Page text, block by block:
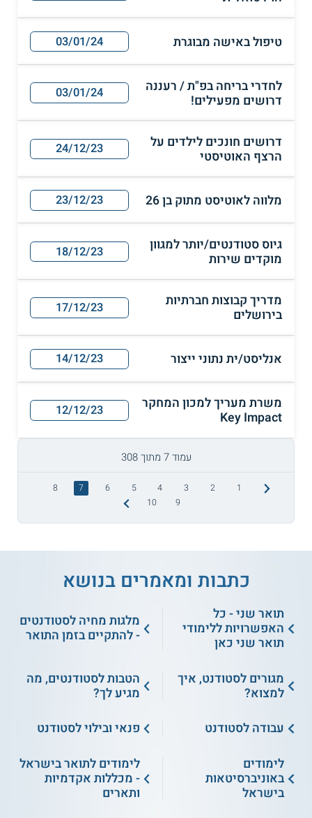
טיפול באישה מבוגרת 03/01/24
לחדרי בריחה בפ"ת / רעננה
דרושים מפעילים!
03/01/24
דרושים חונכים לילדים על
הרצף האוטיסטי
24/12/23
מלווה לאוטיסט מתוק בן 26 23/12/23
גיוס סטודנטים/יותר למגוון
מוקדים שירות
18/12/23
מדריך קבוצות חברתיות
בירושלים
17/12/23
אנליסט/ית נתוני ייצור 14/12/23
משרת מעריך למכון המחקר
Key Impact
12/12/23
עמוד 7 מתוך 308
1
2
3
4
5
6
7
8
9
10
כתבות ומאמרים בנושא
תואר שני - כל
האפשרויות ללימודי
תואר שני כאן
מלגות מחיה לסטודנטים
- להתקיים בזמן התואר
מגורים לסטודנט, איך
למצוא?
הטבות לסטודנטים, מה
מגיע לך?
עבודה לסטודנט
פנאי ובילוי לסטודנט
לימודים
באוניברסיטאות
בישראל
לימודים לתואר בישראל
- מכללות אקדמיות
ותארים